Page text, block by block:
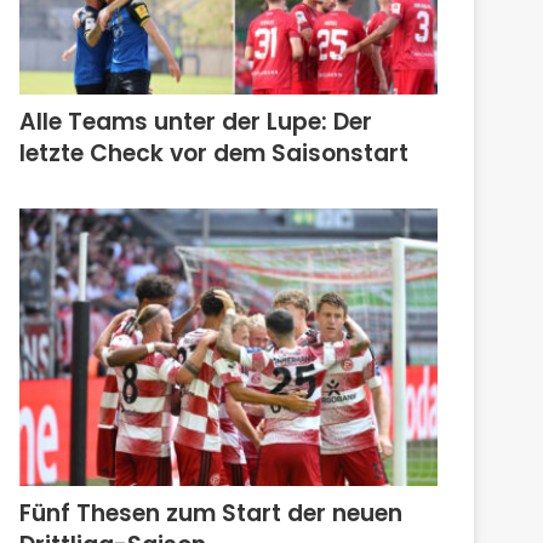
Alle Teams unter der Lupe: Der
letzte Check vor dem Saisonstart
Fünf Thesen zum Start der neuen